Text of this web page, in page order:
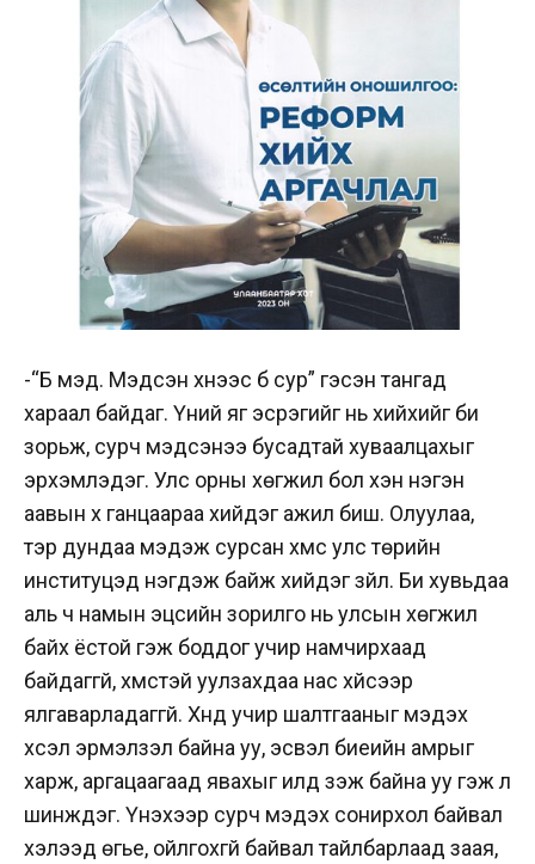
-“Бүү мэд. Мэдсэн хүнээс бүү сур” гэсэн тангад
хараал байдаг. Үүний яг эсрэгийг нь хийхийг би
зорьж, сурч мэдсэнээ бусадтай хуваалцахыг
эрхэмлэдэг. Улс орны хөгжил бол хэн нэгэн
аавын хүү ганцаараа хийдэг ажил биш. Олуулаа,
тэр дундаа мэдэж сурсан хүмүүс улс төрийн
институцэд нэгдэж байж хийдэг зүйл. Би хувьдаа
аль ч намын эцсийн зорилго нь улсын хөгжил
байх ёстой гэж боддог учир намчирхаад
байдаггүй, хүмүүстэй уулзахдаа нас хүйсээр
ялгаварладаггүй. Хүнд учир шалтгааныг мэдэх
хүсэл эрмэлзэл байна уу, эсвэл биеийн амрыг
харж, аргацаагаад явахыг илүүд үзэж байна уу гэж л
шинждэг. Үнэхээр сурч мэдэх сонирхол байвал
хэлээд өгье, ойлгохгүй байвал тайлбарлаад заая,